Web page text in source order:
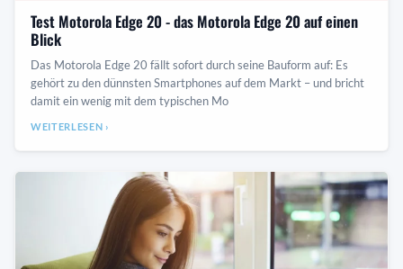
Test Motorola Edge 20 - das Motorola Edge 20 auf einen
Blick
Das Motorola Edge 20 fällt sofort durch seine Bauform auf: Es
gehört zu den dünnsten Smartphones auf dem Markt – und bricht
damit ein wenig mit dem typischen Mo
WEITERLESEN ›